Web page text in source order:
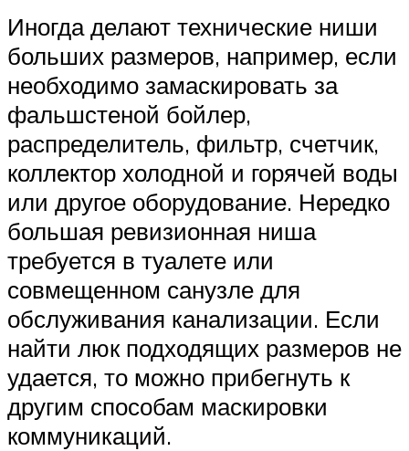
Иногда делают технические ниши
больших размеров, например, если
необходимо замаскировать за
фальшстеной бойлер,
распределитель, фильтр, счетчик,
коллектор холодной и горячей воды
или другое оборудование. Нередко
большая ревизионная ниша
требуется в туалете или
совмещенном санузле для
обслуживания канализации. Если
найти люк подходящих размеров не
удается, то можно прибегнуть к
другим способам маскировки
коммуникаций.